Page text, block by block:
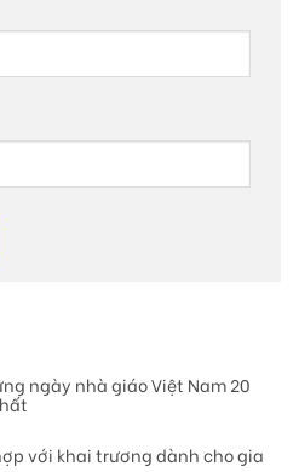
ngày nhà giáo Việt Nam 20
với khai trương dành cho gia